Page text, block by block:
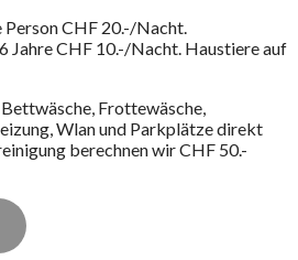
Person CHF 20.-/Nacht.
Jahre CHF 10.-/Nacht. Haustiere auf
Frottewäsche,
Wlan und Parkplätze direkt
berechnen wir CHF 50.-